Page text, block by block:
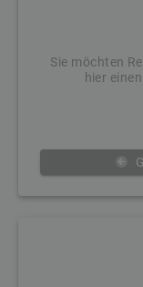
Sie möchten
hier